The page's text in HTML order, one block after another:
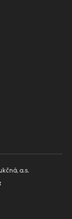
a.s.